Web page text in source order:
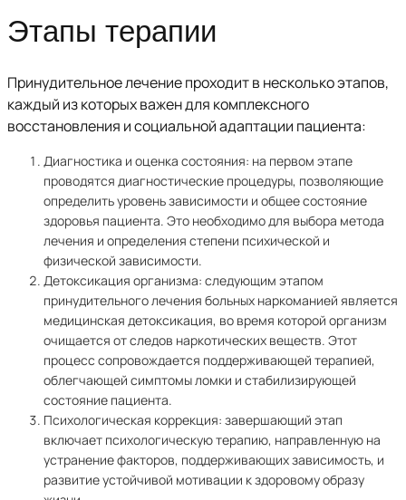
Этапы терапии
Принудительное лечение проходит в несколько этапов,
каждый из которых важен для комплексного
восстановления и социальной адаптации пациента:
Диагностика и оценка состояния: на первом этапе
проводятся диагностические процедуры, позволяющие
определить уровень зависимости и общее состояние
здоровья пациента. Это необходимо для выбора метода
лечения и определения степени психической и
физической зависимости.
Детоксикация организма: следующим этапом
принудительного лечения больных наркоманией является
медицинская детоксикация, во время которой организм
очищается от следов наркотических веществ. Этот
процесс сопровождается поддерживающей терапией,
облегчающей симптомы ломки и стабилизирующей
состояние пациента.
Психологическая коррекция: завершающий этап
включает психологическую терапию, направленную на
устранение факторов, поддерживающих зависимость, и
развитие устойчивой мотивации к здоровому образу